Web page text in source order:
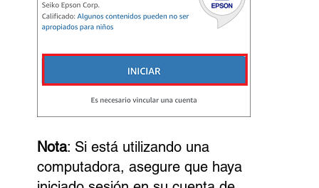
Nota: Si está utilizando una
computadora, asegure que haya